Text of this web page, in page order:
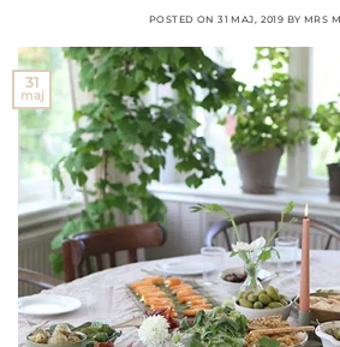
POSTED ON31 MAJ, 2019 BY MRS
31
maj